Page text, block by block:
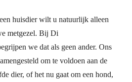
huisdier wilt u natuurlijk alleen
metgezel. Bij Di
we dat als geen ander. Ons
om te voldoen aan de
dier, of het nu gaat om een hond,